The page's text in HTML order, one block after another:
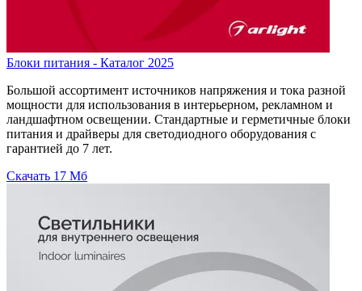
Блоки питания - Каталог 2025
Большой ассортимент источников напряжения и тока разной
мощности для использования в интерьерном, рекламном и
ландшафтном освещении. Стандартные и герметичные блоки
питания и драйверы для светодиодного оборудования с
гарантией до 7 лет.
Скачать 17 Мб